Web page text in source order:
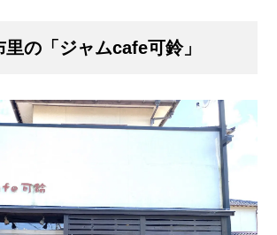
の「ジャムcafe可鈴」